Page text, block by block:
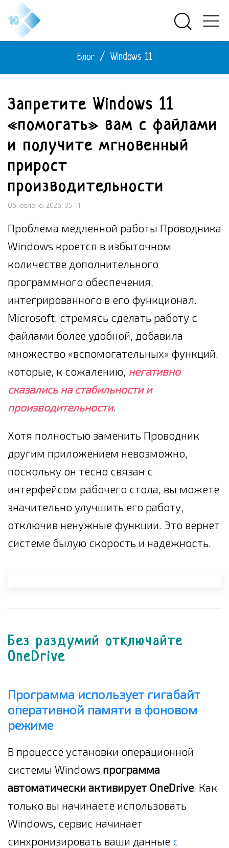
Блог / Windows 11
Запретите Windows 11
«помогать» вам с файлами
и получите мгновенный
прирост
производительности
Обновлено: 2026-05-11
Проблема медленной работы Проводника
Windows кроется в избыточном
количестве дополнительного
программного обеспечения,
интегрированного в его функционал.
Microsoft, стремясь сделать работу с
файлами более удобной, добавила
множество «вспомогательных» функций,
которые, к сожалению, негативно
сказались на стабильности и
производительности.
Хотя полностью заменить Проводник
другим приложением невозможно,
поскольку он тесно связан с
интерфейсом рабочего стола, вы можете
значительно улучшить его работу,
отключив ненужные функции. Это вернет
системе былую скорость и надежность.
Без раздумий отключайте
OneDrive
Программа использует гигабайт
оперативной памяти в фоновом
режиме
В процессе установки операционной
системы Windows программа
автоматически активирует OneDrive. Как
только вы начинаете использовать
Windows, сервис начинает
синхронизировать ваши данные с